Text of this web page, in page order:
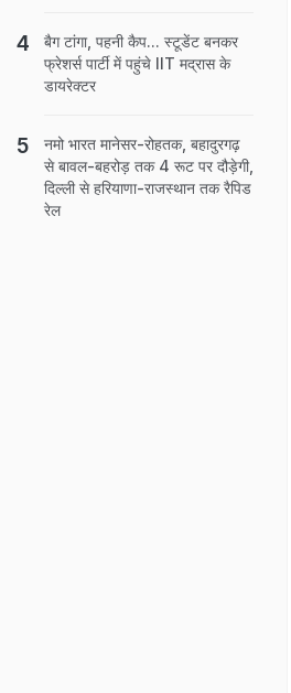
बैग टांगा, पहनी कैप... स्टूडेंट बनकर
फ्रेशर्स पार्टी में पहुंचे IIT मद्रास के
डायरेक्टर
नमो भारत मानेसर-रोहतक, बहादुरगढ़
से बावल-बहरोड़ तक 4 रूट पर दौड़ेगी,
दिल्ली से हरियाणा-राजस्थान तक रैपिड
रेल